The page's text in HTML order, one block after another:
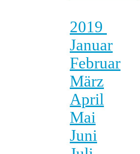
2019
Januar
Februar
März
April
Mai
Juni